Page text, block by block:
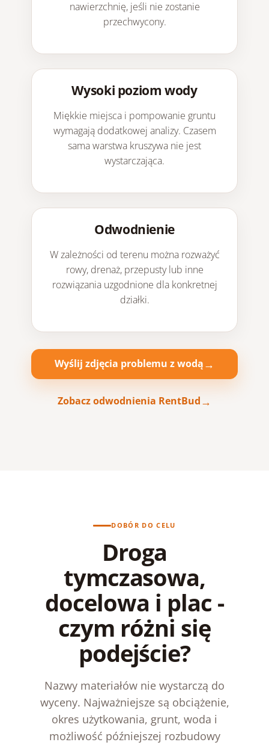
nawierzchnię, jeśli nie zostanie
przechwycony.
Wysoki poziom wody
Miękkie miejsca i pompowanie gruntu
wymagają dodatkowej analizy. Czasem
sama warstwa kruszywa nie jest
wystarczająca.
Odwodnienie
W zależności od terenu można rozważyć
rowy, drenaż, przepusty lub inne
rozwiązania uzgodnione dla konkretnej
działki.
Wyślij zdjęcia problemu z wodą
Zobacz odwodnienia RentBud
DOBÓR DO CELU
Droga
tymczasowa,
docelowa i plac -
czym różni się
podejście?
Nazwy materiałów nie wystarczą do
wyceny. Najważniejsze są obciążenie,
okres użytkowania, grunt, woda i
możliwość późniejszej rozbudowy